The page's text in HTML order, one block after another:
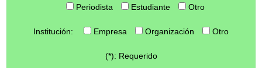
Periodista
Estudiante Otro
Institución: Empresa Organización Otro
(*): Requerido